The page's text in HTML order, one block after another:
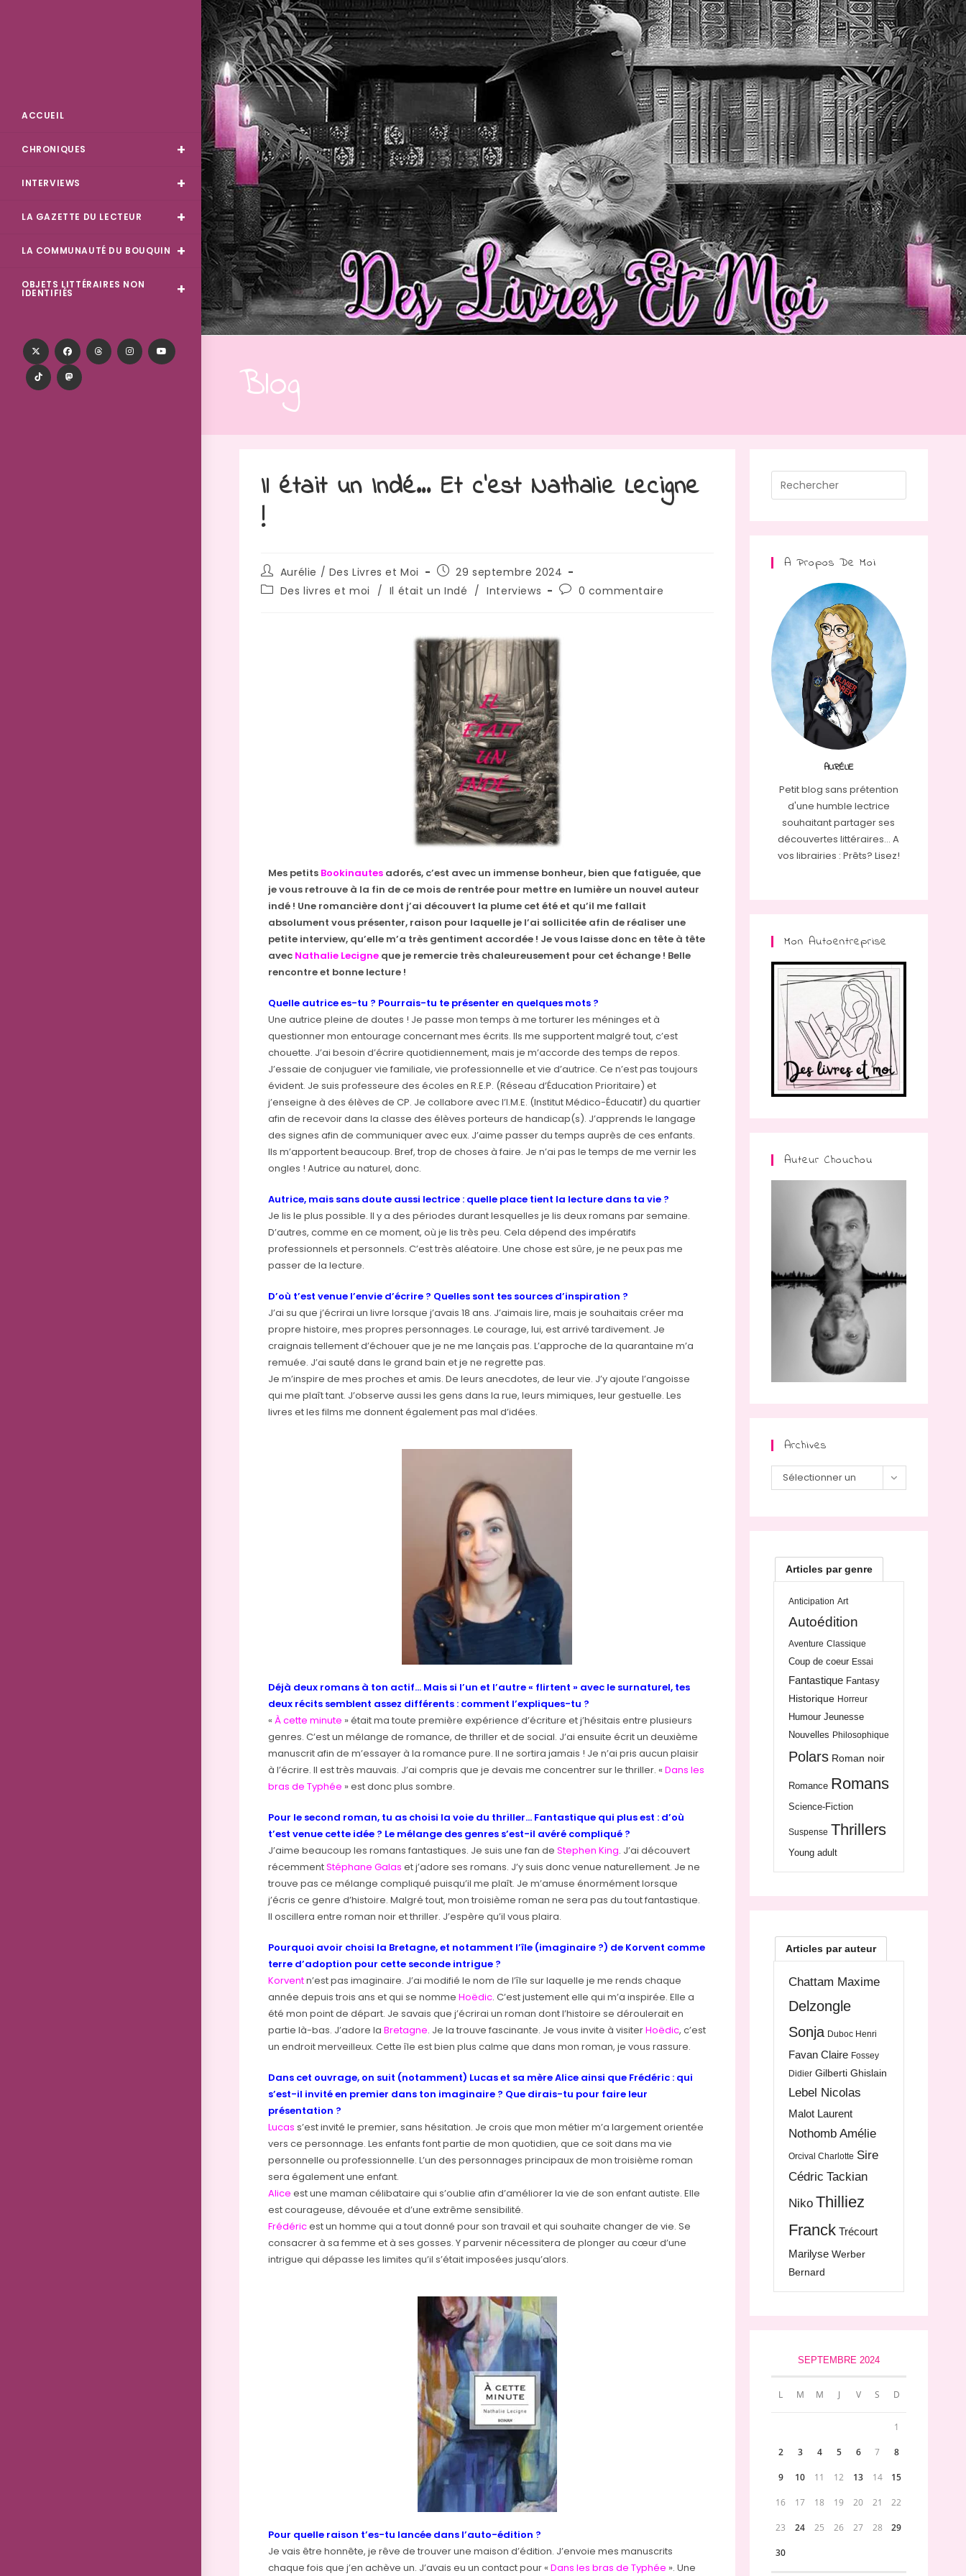
ACCUEIL
CHRONIQUES
INTERVIEWS
LA GAZETTE DU LECTEUR
LA COMMUNAUTÉ DU BOUQUIN
OBJETS LITTÉRAIRES NON
IDENTIFIÉS
Blog
Il était un Indé… Et c’est Nathalie Lecigne
!
Aurélie / Des Livres et Moi
29 septembre 2024
Des livres et moi
/ Il était un Indé / Interviews 0 commentaire
Mes petits Bookinautes adorés, c’est avec un immense bonheur, bien que fatiguée, que
je vous retrouve à la fin de ce mois de rentrée pour mettre en lumière un nouvel auteur
indé ! Une romancière dont j’ai découvert la plume cet été et qu’il me fallait
absolument vous présenter, raison pour laquelle je l’ai sollicitée afin de réaliser une
petite interview, qu’elle m’a très gentiment accordée ! Je vous laisse donc en tête à tête
avec Nathalie Lecigne que je remercie très chaleureusement pour cet échange ! Belle
rencontre et bonne lecture !
Quelle autrice es-tu ? Pourrais-tu te présenter en quelques mots ?
Une autrice pleine de doutes ! Je passe mon temps à me torturer les méninges et à
questionner mon entourage concernant mes écrits. Ils me supportent malgré tout, c’est
chouette. J’ai besoin d’écrire quotidiennement, mais je m’accorde des temps de repos.
J’essaie de conjuguer vie familiale, vie professionnelle et vie d’autrice. Ce n’est pas toujours
évident. Je suis professeure des écoles en R.E.P. (Réseau d’Éducation Prioritaire) et
j’enseigne à des élèves de CP. Je collabore avec l’I.M.E. (Institut Médico-Éducatif) du quartier
afin de recevoir dans la classe des élèves porteurs de handicap(s). J’apprends le langage
des signes afin de communiquer avec eux. J’aime passer du temps auprès de ces enfants.
Ils m’apportent beaucoup. Bref, trop de choses à faire. Je n’ai pas le temps de me vernir les
ongles ! Autrice au naturel, donc.
Autrice, mais sans doute aussi lectrice : quelle place tient la lecture dans ta vie ?
Je lis le plus possible. Il y a des périodes durant lesquelles je lis deux romans par semaine.
D’autres, comme en ce moment, où je lis très peu. Cela dépend des impératifs
professionnels et personnels. C’est très aléatoire. Une chose est sûre, je ne peux pas me
passer de la lecture.
D’où t’est venue l’envie d’écrire ? Quelles sont tes sources d’inspiration ?
J’ai su que j’écrirai un livre lorsque j’avais 18 ans. J’aimais lire, mais je souhaitais créer ma
propre histoire, mes propres personnages. Le courage, lui, est arrivé tardivement. Je
craignais tellement d’échouer que je ne me lançais pas. L’approche de la quarantaine m’a
remuée. J’ai sauté dans le grand bain et je ne regrette pas.
Je m’inspire de mes proches et amis. De leurs anecdotes, de leur vie. J’y ajoute l’angoisse
qui me plaît tant. J’observe aussi les gens dans la rue, leurs mimiques, leur gestuelle. Les
livres et les films me donnent également pas mal d’idées.
Déjà deux romans à ton actif… Mais si l’un et l’autre « flirtent » avec le surnaturel, tes
deux récits semblent assez différents : comment l’expliques-tu ?
«À cette minute » était ma toute première expérience d’écriture et j’hésitais entre plusieurs
genres. C’est un mélange de romance, de thriller et de social. J’ai ensuite écrit un deuxième
manuscrit afin de m’essayer à la romance pure. Il ne sortira jamais ! Je n’ai pris aucun plaisir
à l’écrire. Il est très mauvais. J’ai compris que je devais me concentrer sur le thriller. «Dans les
bras de Typhée » est donc plus sombre.
Pour le second roman, tu as choisi la voie du thriller… Fantastique qui plus est : d’où
t’est venue cette idée ? Le mélange des genres s’est-il avéré compliqué ?
J’aime beaucoup les romans fantastiques. Je suis une fan deStephen King. J’ai découvert
récemmentStéphane Galas et j’adore ses romans. J’y suis donc venue naturellement. Je ne
trouve pas ce mélange compliqué puisqu’il me plaît. Je m’amuse énormément lorsque
j’écris ce genre d’histoire. Malgré tout, mon troisième roman ne sera pas du tout fantastique.
Il oscillera entre roman noir et thriller. J’espère qu’il vous plaira.
Pourquoi avoir choisi la Bretagne, et notamment l’île (imaginaire ?) de Korvent comme
terre d’adoption pour cette seconde intrigue ?
Korventn’est pas imaginaire. J’ai modifié le nom de l’île sur laquelle je me rends chaque
année depuis trois ans et qui se nommeHoëdic. C’est justement elle qui m’a inspirée. Elle a
été mon point de départ. Je savais que j’écrirai un roman dont l’histoire se déroulerait en
partie là-bas. J’adore laBretagne. Je la trouve fascinante. Je vous invite à visiterHoëdic, c’est
un endroit merveilleux. Cette île est bien plus calme que dans mon roman, je vous rassure.
Dans cet ouvrage, on suit (notamment) Lucas et sa mère Alice ainsi que Frédéric : qui
s’est-il invité en premier dans ton imaginaire ? Que dirais-tu pour faire leur
présentation ?
Lucas s’est invité le premier, sans hésitation. Je crois que mon métier m’a largement orientée
vers ce personnage. Les enfants font partie de mon quotidien, que ce soit dans ma vie
personnelle ou professionnelle. L’un des personnages principaux de mon troisième roman
sera également une enfant.
Alice est une maman célibataire qui s’oublie afin d’améliorer la vie de son enfant autiste. Elle
est courageuse, dévouée et d’une extrême sensibilité.
Frédéricest un homme qui a tout donné pour son travail et qui souhaite changer de vie. Se
consacrer à sa femme et à ses gosses. Y parvenir nécessitera de plonger au cœur d’une
intrigue qui dépasse les limites qu’il s’était imposées jusqu’alors.
Pour quelle raison t’es-tu lancée dans l’auto-édition ?
Je vais être honnête, je rêve de trouver une maison d’édition. J’envoie mes manuscrits
chaque fois que j’en achève un. J’avais eu un contact pour «Dans les bras de Typhée ». Une
A Propos De Moi
AURÉLIE
Petit blog sans prétention
d'une humble lectrice
souhaitant partager ses
découvertes littéraires... A
vos librairies : Prêts? Lisez!
Mon Autoentreprise
Auteur Chouchou
Archives
Sélectionner un
Articles par genre
Anticipation Art
Autoédition
Aventure Classique
Coup de coeur Essai
Fantastique Fantasy
Historique Horreur
Humour Jeunesse
Nouvelles Philosophique
Polars Roman noir
Romance Romans
Science-Fiction
Suspense Thrillers
Young adult
Articles par auteur
Chattam Maxime
Delzongle
Sonja Duboc Henri
Favan Claire Fossey
Didier Gilberti Ghislain
Lebel Nicolas
Malot Laurent
Nothomb Amélie
Orcival Charlotte Sire
Cédric Tackian
Niko Thilliez
Franck Trécourt
Marilyse Werber
Bernard
SEPTEMBRE 2024
L M M J V S D
1
2 3 4 5 6 7 8
9 10 11 12 13 14 15
16 17 18 19 20 21 22
23 24 25 26 27 28 29
30